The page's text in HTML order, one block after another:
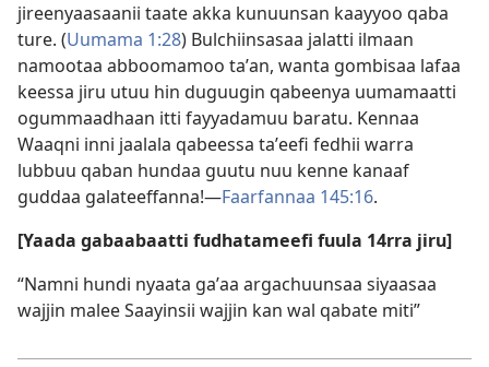
jireenyaasaanii taate akka kunuunsan kaayyoo qaba
ture. (Uumama 1:28) Bulchiinsasaa jalatti ilmaan
namootaa abboomamoo taʼan, wanta gombisaa lafaa
keessa jiru utuu hin duguugin qabeenya uumamaatti
ogummaadhaan itti fayyadamuu baratu. Kennaa
Waaqni inni jaalala qabeessa taʼeefi fedhii warra
lubbuu qaban hundaa guutu nuu kenne kanaaf
guddaa galateeffanna!—Faarfannaa 145:16.
[Yaada gabaabaatti fudhatameefi fuula 14rra jiru]
“Namni hundi nyaata gaʼaa argachuunsaa siyaasaa
wajjin malee Saayinsii wajjin kan wal qabate miti”